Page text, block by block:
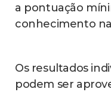
a pontuação
conhecimento
Os resultados
podem ser